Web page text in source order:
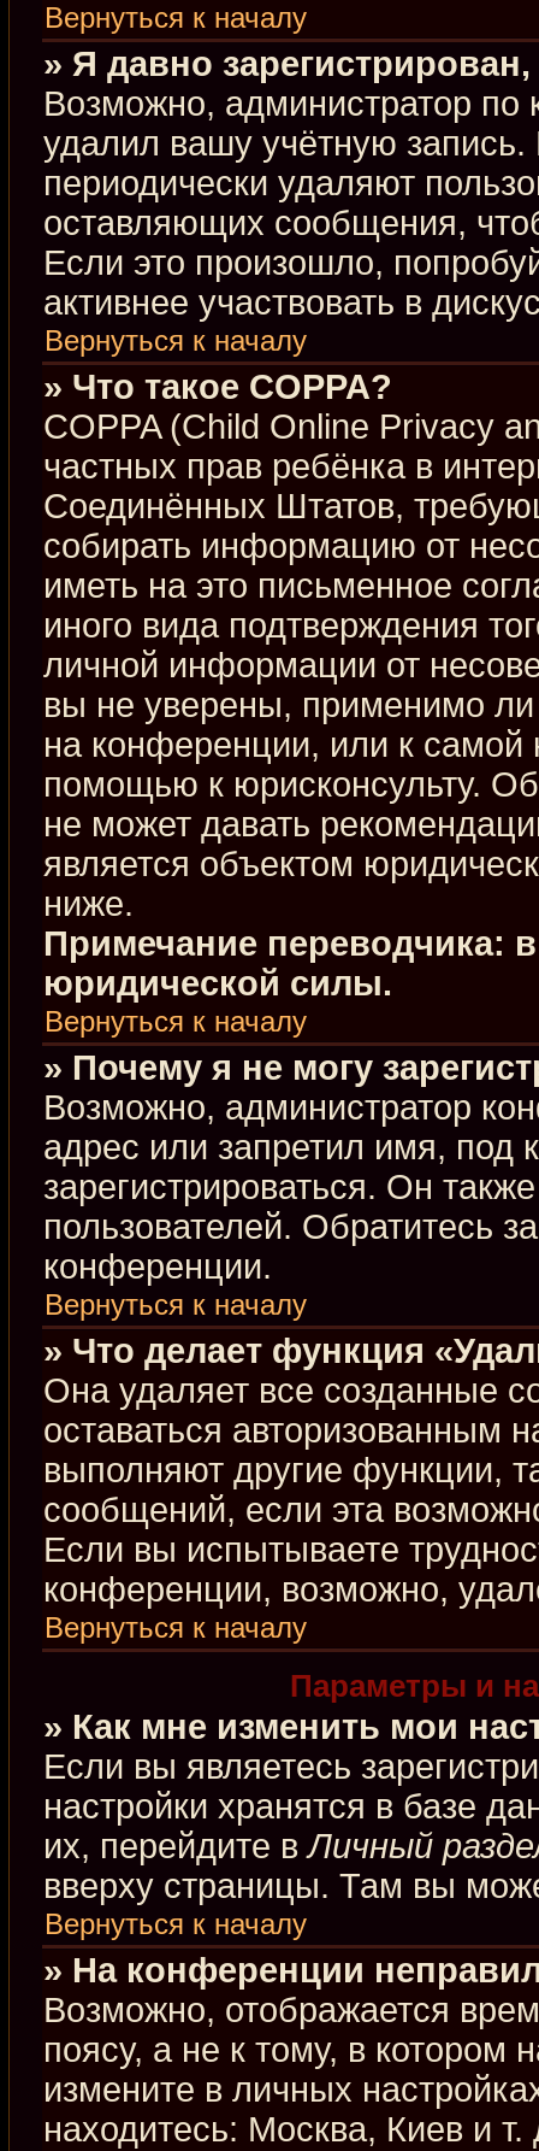
Вернуться к началу
» Я давно
Возможно, администратор по
удалил вашу учётную
периодически удаляют
оставляющих сообщения,
Если это произошло,
активнее участвовать в
Вернуться к началу
» Что такое COPPA?
COPPA (Child Online Privacy
частных прав ребёнка в
Соединённых Штатов,
собирать информацию от
иметь на это письменное
иного вида подтверждения
личной информации от
вы не уверены, применимо
на конференции, или к самой
помощью к юрисконсульту.
не может давать
является объектом
ниже.
Примечание переводчика:
юридической силы.
Вернуться к началу
» Почему я не могу
Возможно, администратор
адрес или запретил имя, под
зарегистрироваться. Он
пользователей. Обратитесь
конференции.
Вернуться к началу
» Что делает функция
Она удаляет все созданные
оставаться авторизованным
выполняют другие функции,
сообщений, если эта
Если вы испытываете
конференции, возможно,
Вернуться к началу
Параметры и
» Как мне изменить мои
Если вы являетесь
настройки хранятся в базе
их, перейдите вЛичный
вверху страницы. Там вы
Вернуться к началу
» На конференции
Возможно, отображается
поясу, а не к тому, в котором
измените в личных
находитесь: Москва, Киев и